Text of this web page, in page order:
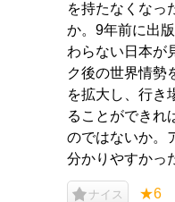
を持たなくなっ
か。9年前に出
わらない日本が
ク後の世界情勢
を拡大し、行き
ることができれ
のではないか。
分かりやすかっ
ナイス ★6